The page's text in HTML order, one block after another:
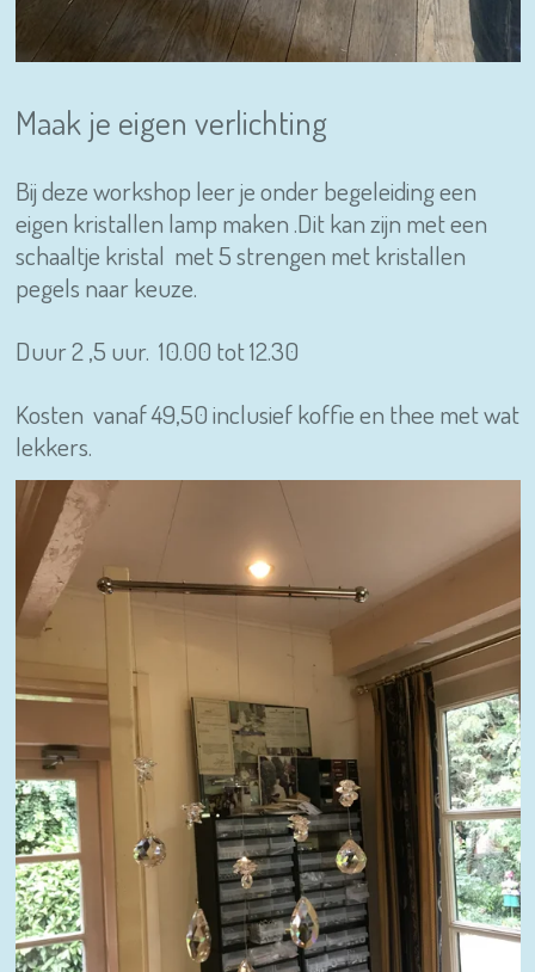
Maak je eigen verlichting
Bij deze workshop leer je onder begeleiding een
eigen kristallen lamp maken .Dit kan zijn met een
schaaltje kristal met 5 strengen met kristallen
pegels naar keuze.
Duur 2 ,5 uur. 10.00 tot 12.30
Kosten vanaf 49,50 inclusief koffie en thee met wat
lekkers.